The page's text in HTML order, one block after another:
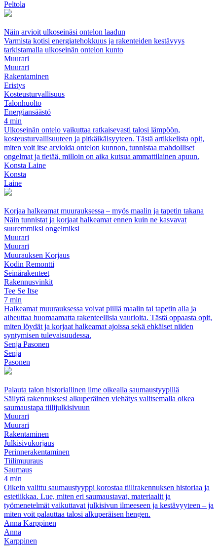
Peltola
Näin arvioit ulkoseinäsi ontelon laadun
Varmista kotisi energiatehokkuus ja rakenteiden kestävyys
tarkistamalla ulkoseinän ontelon kunto
Muurari
Muurari
Rakentaminen
Eristys
Kosteusturvallisuus
Talonhuolto
Energiansäästö
4 min
Ulkoseinän ontelo vaikuttaa ratkaisevasti talosi lämpöön,
kosteusturvallisuuteen ja pitkäikäisyyteen. Tästä artikkelista opit,
miten voit itse arvioida ontelon kunnon, tunnistaa mahdolliset
ongelmat ja tietää, milloin on aika kutsua ammattilainen apuun.
Konsta Laine
Konsta
Laine
Korjaa halkeamat muurauksessa – myös maalin ja tapetin takana
Näin tunnistat ja korjaat halkeamat ennen kuin ne kasvavat
suuremmiksi ongelmiksi
Muurari
Muurari
Muurauksen Korjaus
Kodin Remontti
Seinärakenteet
Rakennusvinkit
Tee Se Itse
7 min
Halkeamat muurauksessa voivat piillä maalin tai tapetin alla ja
aiheuttaa huomaamatta rakenteellisia vaurioita. Tästä oppaasta opit,
miten löydät ja korjaat halkeamat ajoissa sekä ehkäiset niiden
syntymisen tulevaisuudessa.
Senja Pasonen
Senja
Pasonen
Palauta talon historiallinen ilme oikealla saumaustyypillä
Säilytä rakennuksesi alkuperäinen viehätys valitsemalla oikea
saumaustapa tiilijulkisivuun
Muurari
Muurari
Rakentaminen
Julkisivukorjaus
Perinnerakentaminen
Tiilimuuraus
Saumaus
4 min
Oikein valittu saumaustyyppi korostaa tiilirakennuksen historiaa ja
estetiikkaa. Lue, miten eri saumaustavat, materiaalit ja
työmenetelmät vaikuttavat julkisivun ilmeeseen ja kestävyyteen – ja
miten voit palauttaa talosi alkuperäisen hengen.
Anna Karppinen
Anna
Karppinen